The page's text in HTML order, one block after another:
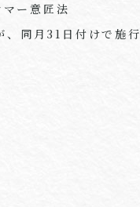
ー意匠法
月31日付けで施行